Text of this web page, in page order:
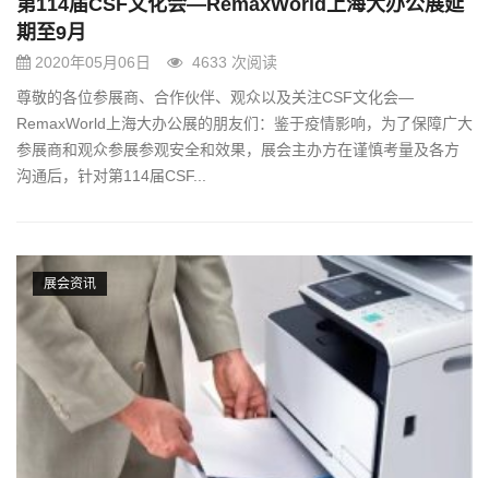
第114届CSF文化会—RemaxWorld上海大办公展延
期至9月
2020年05月06日
4633 次阅读
尊敬的各位参展商、合作伙伴、观众以及关注CSF文化会—
RemaxWorld上海大办公展的朋友们：鉴于疫情影响，为了保障广大
参展商和观众参展参观安全和效果，展会主办方在谨慎考量及各方
沟通后，针对第114届CSF...
展会资讯